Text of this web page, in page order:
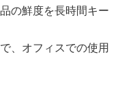
の鮮度を長時間キー
、オフィスでの使用